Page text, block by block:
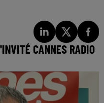
CANNES RADIO